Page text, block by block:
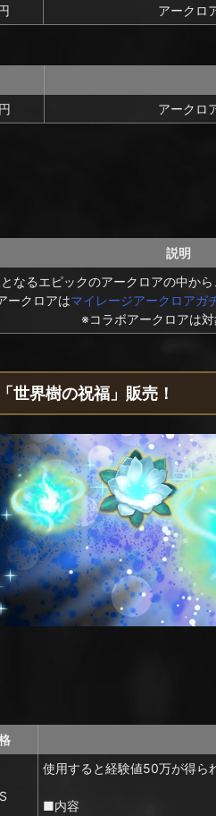
アークロ
アークロ
説明
なるエピックのアークロアの中から
ークロアはマイレージアークロアガ
※コラボアークロアは対
世界樹の祝福」販売！
使用すると経験値50万が得ら
■内容